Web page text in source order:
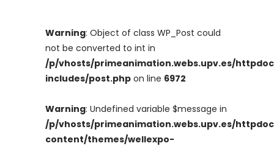
Warning: Object of class WP_Post could
not be converted to int in
/p/vhosts/primeanimation.webs.upv.es/
includes/post.php on line 6972
Warning: Undefined variable $message in
/p/vhosts/primeanimation.webs.upv.es/
content/themes/wellexpo-